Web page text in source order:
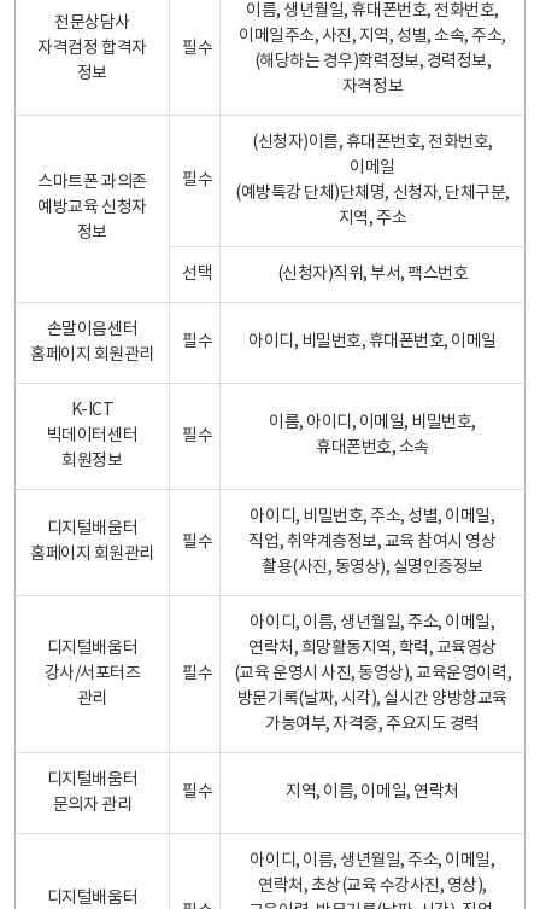
전문상담사
자격검정 합격자
정보
필수
이름, 생년월일, 휴대폰번호, 전화번호,
이메일주소, 사진, 지역, 성별, 소속, 주소,
(해당하는 경우)학력정보, 경력정보,
자격정보
스마트폰 과의존
예방교육 신청자
정보
필수
(신청자)이름, 휴대폰번호, 전화번호,
이메일
(예방특강 단체)단체명, 신청자, 단체구분,
지역, 주소
선택 (신청자)직위, 부서, 팩스번호
손말이음센터
홈페이지 회원관리
필수 아이디, 비밀번호, 휴대폰번호, 이메일
K-ICT
빅데이터센터
회원정보
필수
이름, 아이디, 이메일, 비밀번호,
휴대폰번호, 소속
디지털배움터
홈페이지 회원관리
필수
아이디, 비밀번호, 주소, 성별, 이메일,
직업, 취약계층정보, 교육 참여시 영상
촬용(사진, 동영상), 실명인증정보
디지털배움터
강사/서포터즈
관리
필수
아이디, 이름, 생년월일, 주소, 이메일,
연락처, 희망활동지역, 학력, 교육영상
(교육 운영시 사진, 동영상), 교육운영이력,
방문기록(날짜, 시각), 실시간 양방향교육
가능여부, 자격증, 주요지도 경력
디지털배움터
문의자 관리
필수 지역, 이름, 이메일, 연락처
디지털배움터
아이디, 이름, 생년월일, 주소, 이메일,
연락처, 초상(교육 수강사진, 영상),